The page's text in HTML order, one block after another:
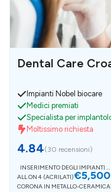
Dental Care
Impianti Nobel biocare
Medici premiati
Specialista per
Moltissimo richiesta
4.84(30 recensioni)
INSERIMENTO DEGLI IMPIANTI MI
S 1
ALL ON 4 (ACRILATI)€5,500
CORONA IN METALLO-CERAMICA